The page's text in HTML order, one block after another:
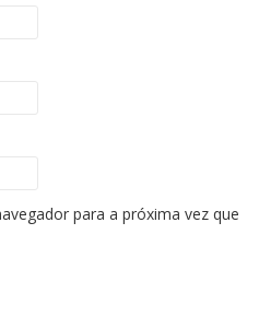
para a próxima vez que